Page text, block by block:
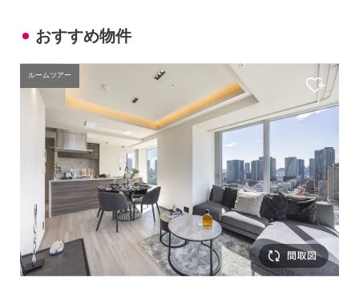
おすすめ物件
ルームツアー